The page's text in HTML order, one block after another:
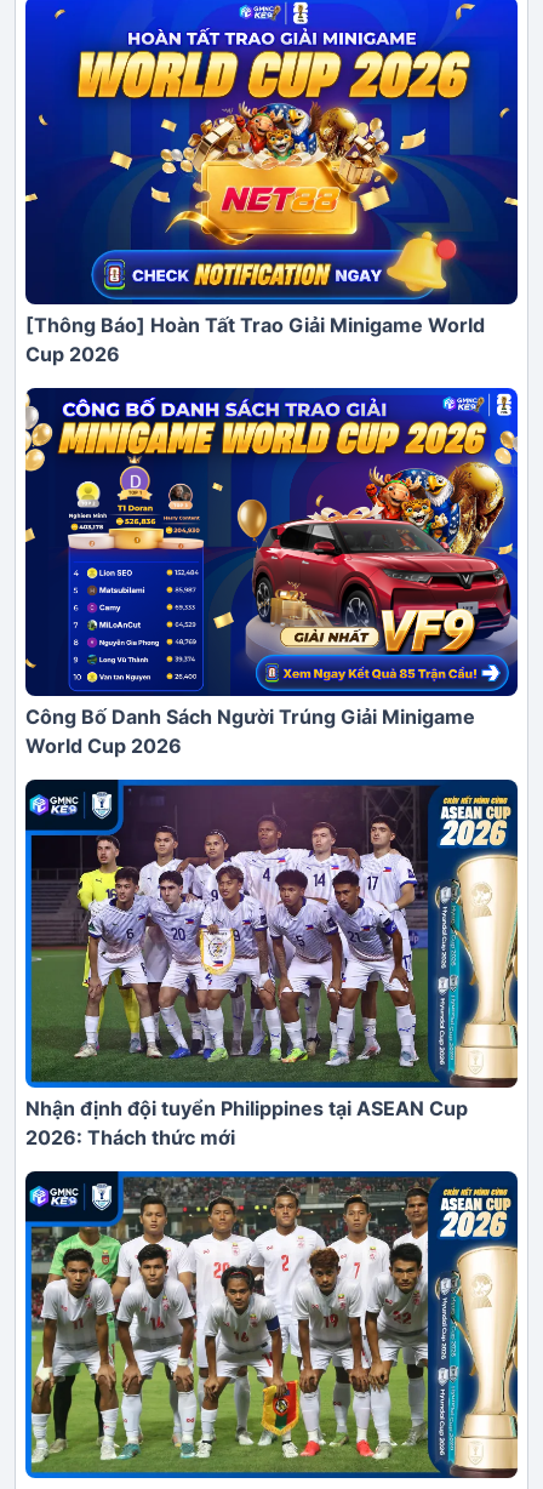
[Thông Báo] Hoàn Tất Trao Giải Minigame World
Cup 2026
Công Bố Danh Sách Người Trúng Giải Minigame
World Cup 2026
Nhận định đội tuyển Philippines tại ASEAN Cup
2026: Thách thức mới